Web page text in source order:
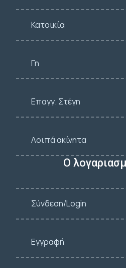
Κατοικία
Γη
Επαγγ. Στέγη
Λοιπά ακίνητα
Ο
Σύνδεση/Login
Εγγραφή